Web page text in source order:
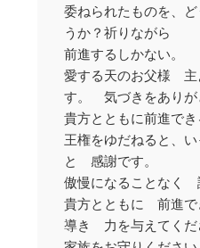
委ねられたものを、
うか？祈りながら
前進するしかない。
愛する天のお父様 主
す。 気づきをありが
貴方とともに前進でき
王権をゆだねると、
と 感謝です。
傲慢になることなく
貴方とともに 前進で
導き 力を与えてくだ